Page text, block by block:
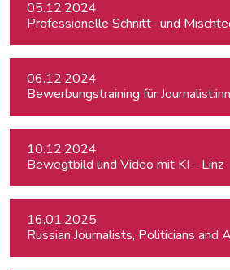
05.12.2024
Professionelle Schnitt- und
06.12.2024
Bewerbungstraining für
10.12.2024
Bewegtbild und Video mit KI - Linz
16.01.2025
Russian Journalists, Politicians